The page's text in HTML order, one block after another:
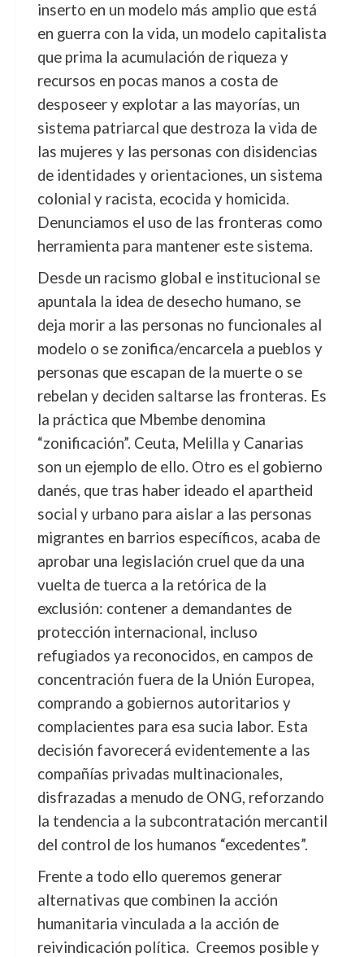
inserto en un modelo más amplio que está
en guerra con la vida, un modelo capitalista
que prima la acumulación de riqueza y
recursos en pocas manos a costa de
desposeer y explotar a las mayorías, un
sistema patriarcal que destroza la vida de
las mujeres y las personas con disidencias
de identidades y orientaciones, un sistema
colonial y racista, ecocida y homicida.
Denunciamos el uso de las fronteras como
herramienta para mantener este sistema.
Desde un racismo global e institucional se
apuntala la idea de desecho humano, se
deja morir a las personas no funcionales al
modelo o se zonifica/encarcela a pueblos y
personas que escapan de la muerte o se
rebelan y deciden saltarse las fronteras. Es
la práctica que Mbembe denomina
“zonificación”. Ceuta, Melilla y Canarias
son un ejemplo de ello. Otro es el gobierno
danés, que tras haber ideado el apartheid
social y urbano para aislar a las personas
migrantes en barrios específicos, acaba de
aprobar una legislación cruel que da una
vuelta de tuerca a la retórica de la
exclusión: contener a demandantes de
protección internacional, incluso
refugiados ya reconocidos, en campos de
concentración fuera de la Unión Europea,
comprando a gobiernos autoritarios y
complacientes para esa sucia labor. Esta
decisión favorecerá evidentemente a las
compañías privadas multinacionales,
disfrazadas a menudo de ONG, reforzando
la tendencia a la subcontratación mercantil
del control de los humanos “excedentes”.
Frente a todo ello queremos generar
alternativas que combinen la acción
humanitaria vinculada a la acción de
reivindicación política. Creemos posible y